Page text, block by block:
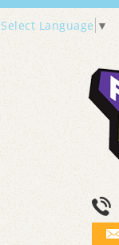
Select Language ▼